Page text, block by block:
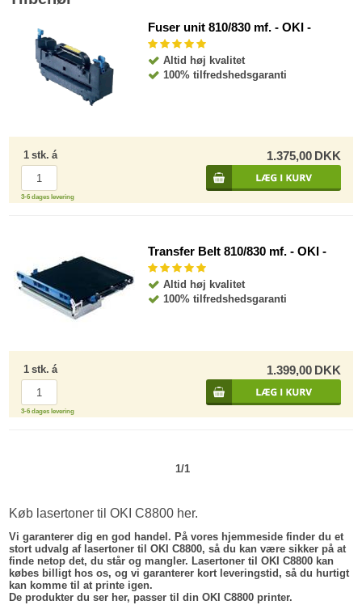
Fuser unit 810/830 mf. - OKI -
Altid høj kvalitet
100% tilfredshedsgaranti
1 stk. á 1.375,00 DKK
3-6 dages levering
Transfer Belt 810/830 mf. - OKI -
Altid høj kvalitet
100% tilfredshedsgaranti
1 stk. á 1.399,00 DKK
3-6 dages levering
1/1
Køb lasertoner til OKI C8800 her.
Vi garanterer dig en god handel. På vores hjemmeside finder du et
stort udvalg af lasertoner til OKI C8800, så du kan være sikker på at
finde netop det, du står og mangler. Lasertoner til OKI C8800 kan
købes billigt hos os, og vi garanterer kort leveringstid, så du hurtigt
kan komme til at printe igen.
De produkter du ser her, passer til din OKI C8800 printer.